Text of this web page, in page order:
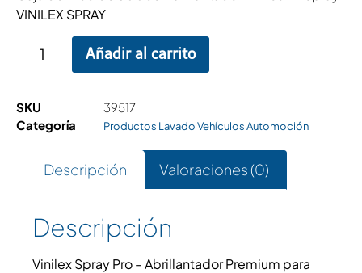
VINILEX SPRAY
Añadir al carrito
SKU
39517
Categoría
Productos Lavado Vehículos Automoción
Descripción Valoraciones (0)
Descripción
Vinilex Spray Pro – Abrillantador Premium para